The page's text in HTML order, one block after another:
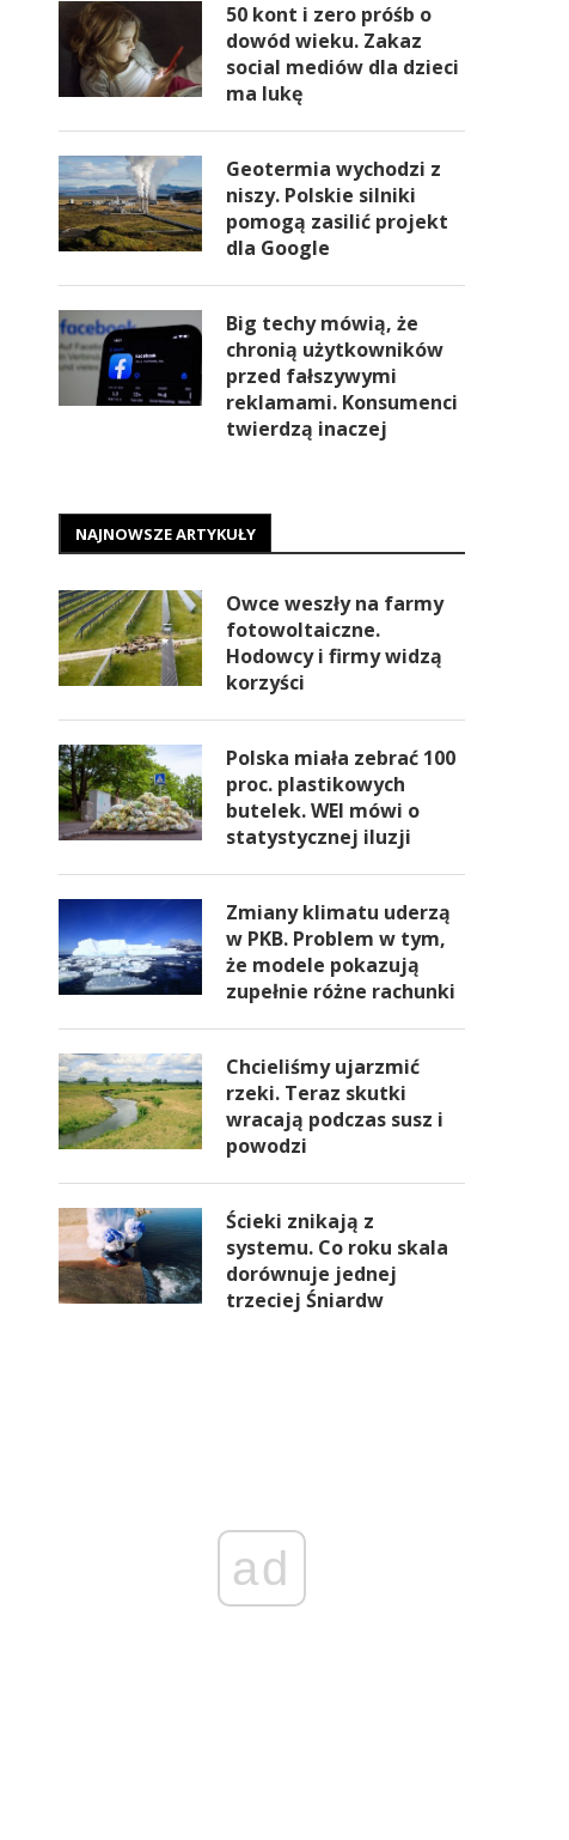
50 kont i zero próśb o
dowód wieku. Zakaz
social mediów dla dzieci
ma lukę
Geotermia wychodzi z
niszy. Polskie silniki
pomogą zasilić projekt
dla Google
Big techy mówią, że
chronią użytkowników
przed fałszywymi
reklamami. Konsumenci
twierdzą inaczej
NAJNOWSZE ARTYKUŁY
Owce weszły na farmy
fotowoltaiczne.
Hodowcy i firmy widzą
korzyści
Polska miała zebrać 100
proc. plastikowych
butelek. WEI mówi o
statystycznej iluzji
Zmiany klimatu uderzą
w PKB. Problem w tym,
że modele pokazują
zupełnie różne rachunki
Chcieliśmy ujarzmić
rzeki. Teraz skutki
wracają podczas susz i
powodzi
Ścieki znikają z
systemu. Co roku skala
dorównuje jednej
trzeciej Śniardw
ad